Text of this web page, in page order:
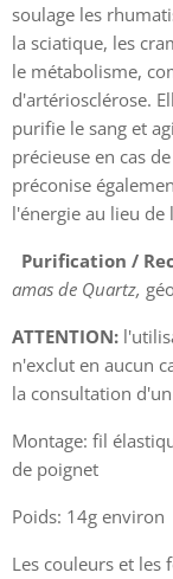
soulage les
la sciatique, les
le métabolisme,
d'artériosclérose.
purifie le sang et
précieuse en cas
préconise
l'énergie au lieu
Purification /
amas de Quartz,
ATTENTION:
n'exclut en aucun
la consultation
Montage: fil
de poignet
Poids: 14g environ
Les couleurs et les